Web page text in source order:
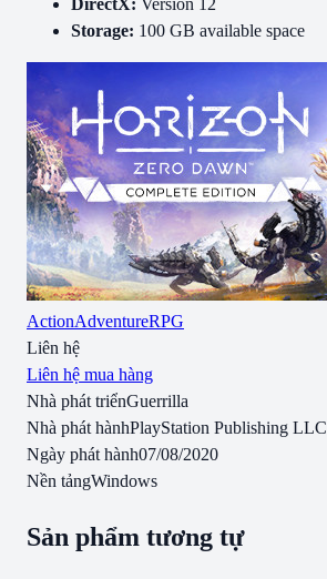
Storage: 100 GB available space
ActionAdventureRPG
Liên hệ
Liên hệ mua hàng
Nhà phát triểnGuerrilla
Nhà phát hànhPlayStation Publishing LLC
Ngày phát hành07/08/2020
Nền tảngWindows
Sản phẩm tương tự